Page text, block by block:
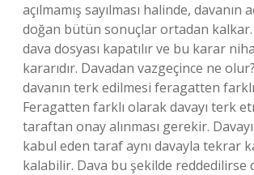
açılmamış sayılması halinde, davanın
doğan bütün sonuçlar ortadan
dava dosyası kapatılır ve bu karar
kararıdır. Davadan vazgeçince ne
davanın terk edilmesi feragatten
Feragatten farklı olarak davayı terk
taraftan onay alınması gerekir.
kabul eden taraf aynı davayla tekrar
kalabilir. Dava bu şekilde reddedilirse